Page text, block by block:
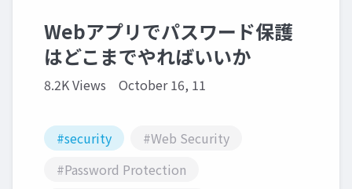
Webアプリでパスワード保護
はどこまでやればいいか
8.2K Views October 16, 11
#security
#Web Security
#Password Protection